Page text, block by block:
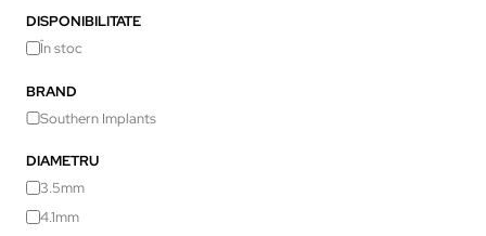
DISPONIBILITATE
În stoc
BRAND
Southern Implants
DIAMETRU
3.5mm
4.1mm